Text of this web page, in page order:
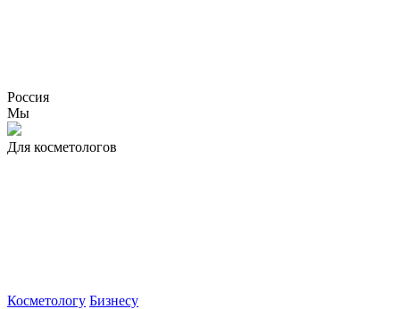
Россия
Мы
Для косметологов
Косметологу Бизнесу